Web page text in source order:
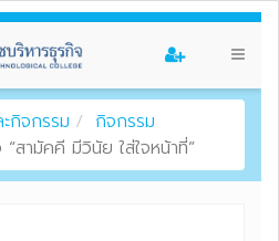
กิจกรรม
กิจกรรม
สามัคคี มีวินัย ใส่ใจหน้าที่”